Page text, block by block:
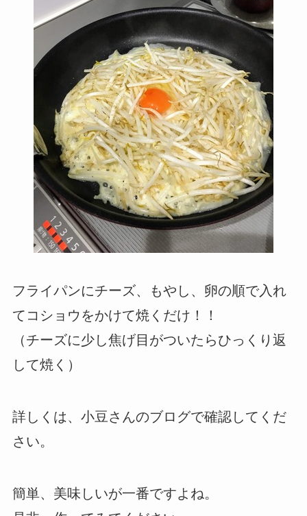
フライパンにチーズ、もやし、卵の順で入れ
てコショウをかけて焼くだけ！！
（チーズに少し焦げ目がついたらひっくり返
して焼く）
詳しくは、小豆さんのブログで確認してくだ
さい。
簡単、美味しいが一番ですよね。